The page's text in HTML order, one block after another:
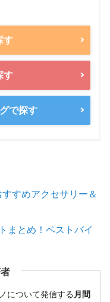
す
す
で探す
すめアクセサリー＆
まとめ！ベストバイ
について発信する 月間